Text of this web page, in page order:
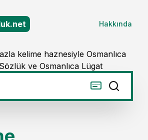
Hakkında
kelime haznesiyle Osmanlıca
ve Osmanlıca Lügat